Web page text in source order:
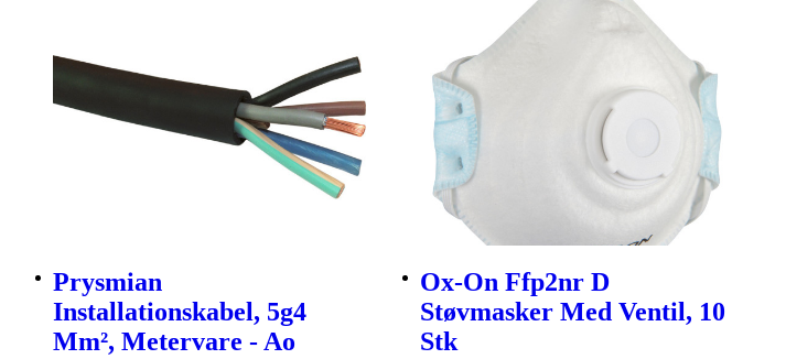
Prysmian
Installationskabel, 5g4
Mm², Metervare - Ao
Ox-On Ffp2nr D
Støvmasker Med Ventil, 10
Stk